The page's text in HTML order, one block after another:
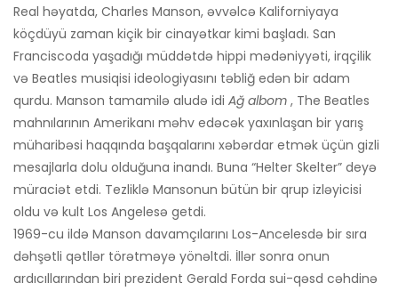
Real həyatda, Charles Manson, əvvəlcə Kaliforniyaya
köçdüyü zaman kiçik bir cinayətkar kimi başladı. San
Franciscoda yaşadığı müddətdə hippi mədəniyyəti, irqçilik
və Beatles musiqisi ideologiyasını təbliğ edən bir adam
qurdu. Manson tamamilə aludə idi Ağ albom , The Beatles
mahnılarının Amerikanı məhv edəcək yaxınlaşan bir yarış
müharibəsi haqqında başqalarını xəbərdar etmək üçün gizli
mesajlarla dolu olduğuna inandı. Buna “Helter Skelter” deyə
müraciət etdi. Tezliklə Mansonun bütün bir qrup izləyicisi
oldu və kult Los Angelesə getdi.
1969-cu ildə Manson davamçılarını Los-Ancelesdə bir sıra
dəhşətli qətllər törətməyə yönəltdi. İllər sonra onun
ardıcıllarından biri prezident Gerald Forda sui-qəsd cəhdinə